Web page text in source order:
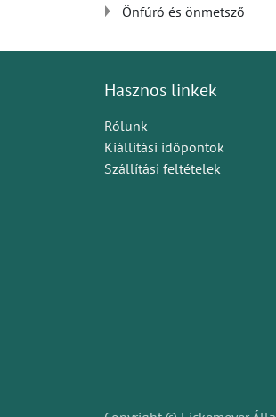
Önfúró és önmetsző
Hasznos linkek
Rólunk
Kiállítási időpontok
Szállítási feltételek